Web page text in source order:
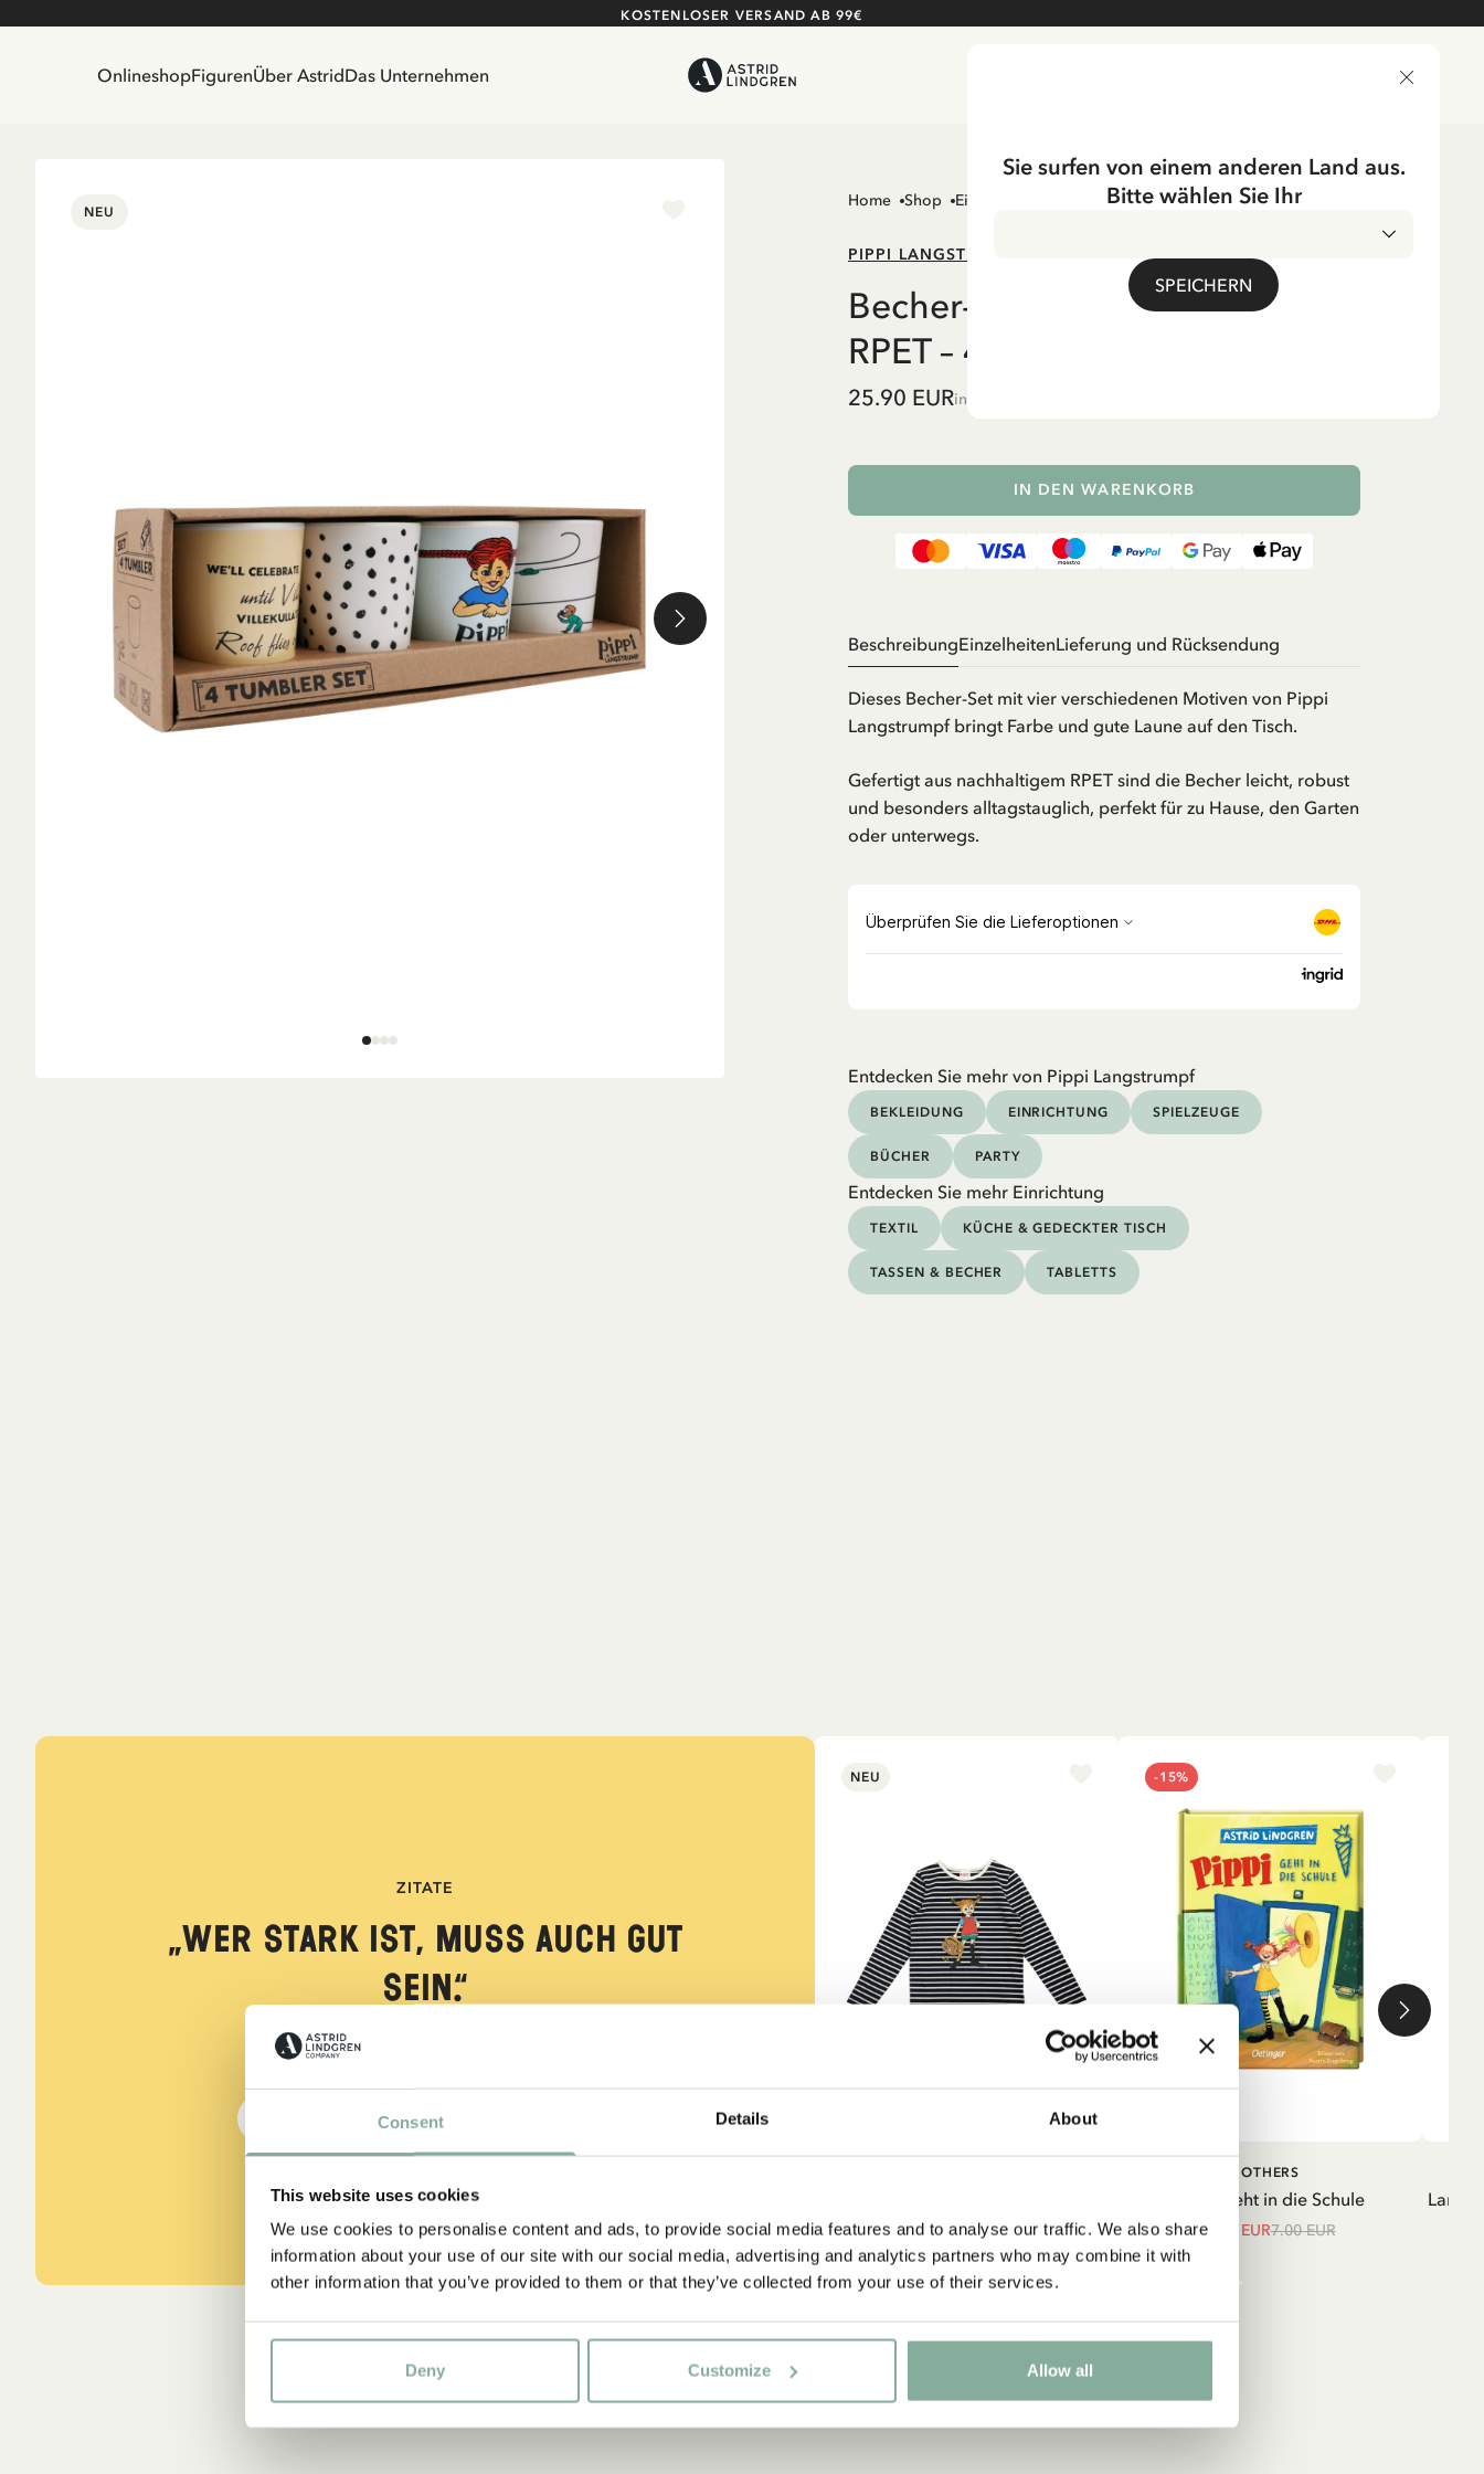
Consent Details About
This website uses cookies
We use cookies to personalise content and ads, to provide social media features and to analyse our traffic. We also share
information about your use of our site with our social media, advertising and analytics partners who may combine it with
other information that you’ve provided to them or that they’ve collected from your use of their services.
Deny Customize Allow all
KOSTENLOSER VERSAND AB 99€
OnlineshopFigurenÜber AstridDas Unternehmen
NEU
Home Shop Einrichtung Tischgedecke Tassen & Becher
PIPPI LANGSTRUMPF
Becher-Set Pippi Langstrumpf
RPET – 4er-Pack
25.90 EURinkl. MwSt.
IN DEN WARENKORB
BeschreibungEinzelheitenLieferung und Rücksendung
Dieses Becher-Set mit vier verschiedenen Motiven von Pippi
Langstrumpf bringt Farbe und gute Laune auf den Tisch.
Gefertigt aus nachhaltigem RPET sind die Becher leicht, robust
und besonders alltagstauglich, perfekt für zu Hause, den Garten
oder unterwegs.
Entdecken Sie mehr von Pippi Langstrumpf
BEKLEIDUNG EINRICHTUNG SPIELZEUGE
BÜCHER PARTY
Entdecken Sie mehr Einrichtung
TEXTIL KÜCHE & GEDECKTER TISCH
TASSEN & BECHER TABLETTS
ZITATE
„Wer stark ist, muss auch gut
sein.“
aus Kennst du Pippi Langstrumpf?
DIE PIPPI-LANGSTRUMPF-SAMMLUNG
NEU
Goldkoffer – Dunkelblau
29.50 EUR
-15%
IN DEN WARENKORB
Pippi geht in die Schule
OTHERS
5.95 EUR7.00 EUR
Sie surfen von einem anderen Land aus.
Bitte wählen Sie Ihr
SPEICHERN